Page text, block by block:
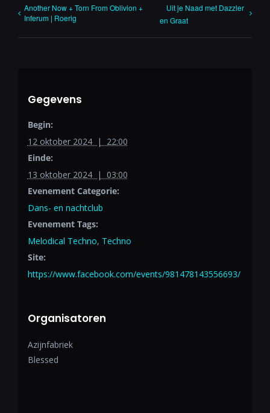
Another Now + Torn From Oblivion +
Inferum | Roerig
Uit je Naad met Dazzler
en Graat
Gegevens
Begin:
12 oktober 2024 | 22:00
Einde:
13 oktober 2024 | 03:00
Evenement Categorie:
Dans- en nachtclub
Evenement Tags:
Melodical Techno, Techno
Site:
https://www.facebook.com/events/981478143556693/
Organisatoren
Azijnfabriek
Blessed